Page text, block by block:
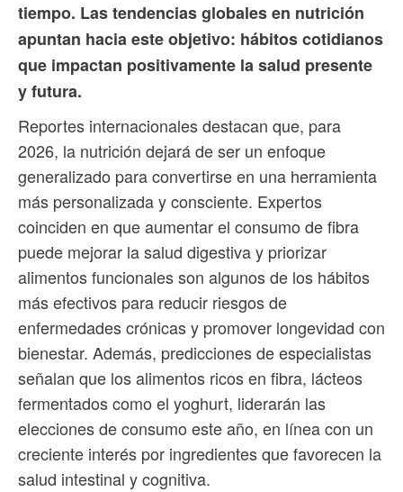
tiempo. Las tendencias globales en nutrición
apuntan hacia este objetivo: hábitos cotidianos
que impactan positivamente la salud presente
y futura.
Reportes internacionales destacan que, para
2026, la nutrición dejará de ser un enfoque
generalizado para convertirse en una herramienta
más personalizada y consciente. Expertos
coinciden en que aumentar el consumo de fibra
puede mejorar la salud digestiva y priorizar
alimentos funcionales son algunos de los hábitos
más efectivos para reducir riesgos de
enfermedades crónicas y promover longevidad con
bienestar. Además, predicciones de especialistas
señalan que los alimentos ricos en fibra, lácteos
fermentados como el yoghurt, liderarán las
elecciones de consumo este año, en línea con un
creciente interés por ingredientes que favorecen la
salud intestinal y cognitiva.